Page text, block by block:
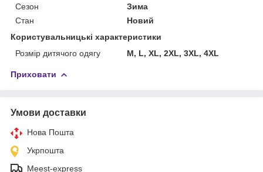
Сезон
Зима
Стан
Новий
Користувальницькі характеристики
Розмір дитячого одягу
M, L, XL, 2XL, 3XL, 4XL
Приховати
Умови доставки
Нова Пошта
Укрпошта
Meest-express